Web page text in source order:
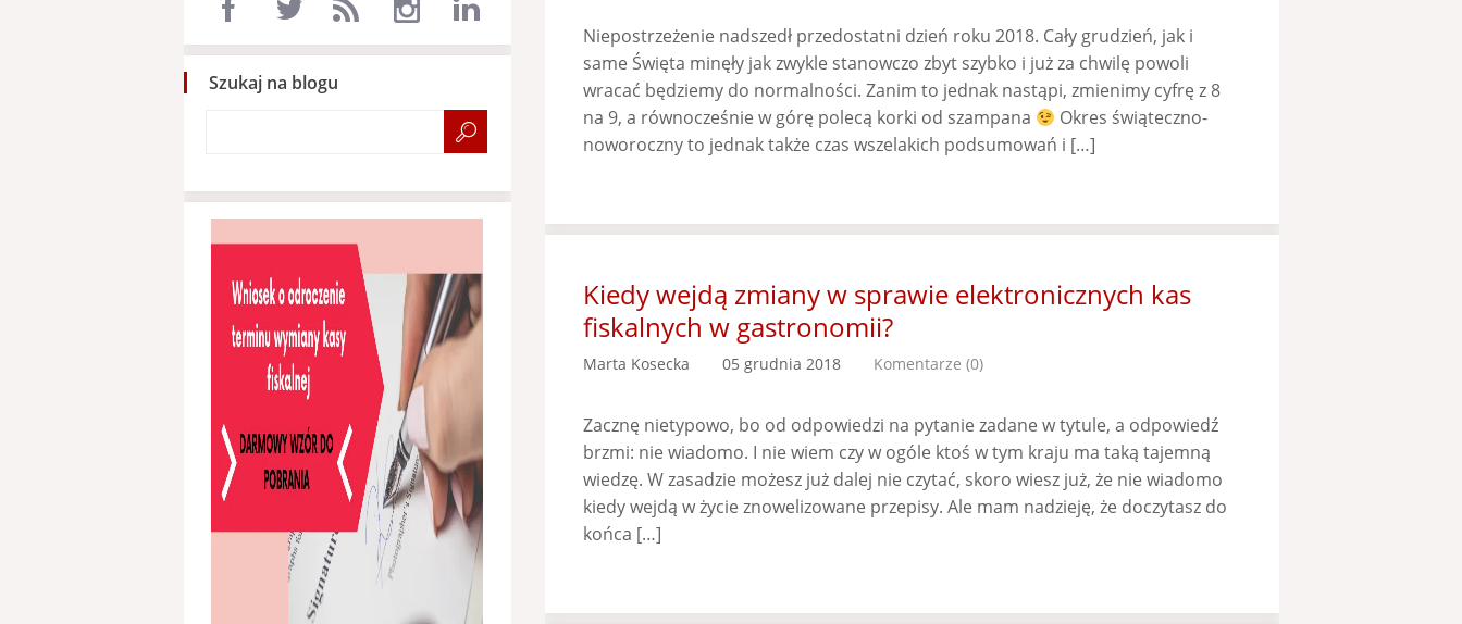
Niepostrzeżenie nadszedł przedostatni dzień roku 2018. Cały grudzień, jak i
same Święta minęły jak zwykle stanowczo zbyt szybko i już za chwilę powoli
wracać będziemy do normalności. Zanim to jednak nastąpi, zmienimy cyfrę z 8
na 9, a równocześnie w górę polecą korki od szampana
Okres świąteczno-
noworoczny to jednak także czas wszelakich podsumowań i […]
Kiedy wejdą zmiany w sprawie elektronicznych kas
fiskalnych w gastronomii?
Marta Kosecka 05 grudnia 2018 Komentarze (0)
Zacznę nietypowo, bo od odpowiedzi na pytanie zadane w tytule, a odpowiedź
brzmi: nie wiadomo. I nie wiem czy w ogóle ktoś w tym kraju ma taką tajemną
wiedzę. W zasadzie możesz już dalej nie czytać, skoro wiesz już, że nie wiadomo
kiedy wejdą w życie znowelizowane przepisy. Ale mam nadzieję, że doczytasz do
końca […]
Szukaj na blogu